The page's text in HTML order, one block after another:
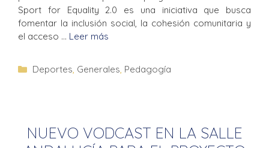
Sport for Equality 2.0 es una iniciativa que busca
fomentar la inclusión social, la cohesión comunitaria y
el acceso … Leer más
Deportes, Generales, Pedagogía
NUEVO VODCAST EN LA SALLE